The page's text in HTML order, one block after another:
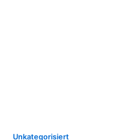
Unkategorisiert